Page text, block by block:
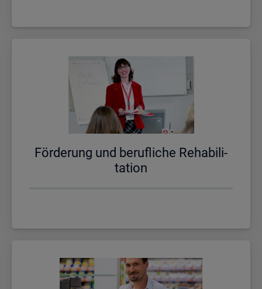
För­de­rung und be­ruf­li­che Re­ha­bi­li­
ta­ti­on